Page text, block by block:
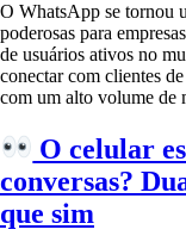
O WhatsApp se tornou
poderosas para
de usuários ativos no
conectar com clientes
com um alto volume de
O celular
conversas?
que sim